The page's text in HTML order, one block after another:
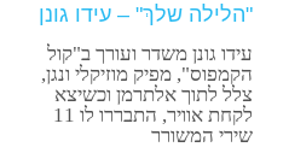
"הלילה שלךְ" – עידו גונן
עידו גונן משדר ועורך ב"קול
הקמפוס", מפיק מוזיקלי ונגן,
צלל לתוך אלתרמן וכשיצא
לקחת אוויר, התבררו לו 11
שירי המשורר